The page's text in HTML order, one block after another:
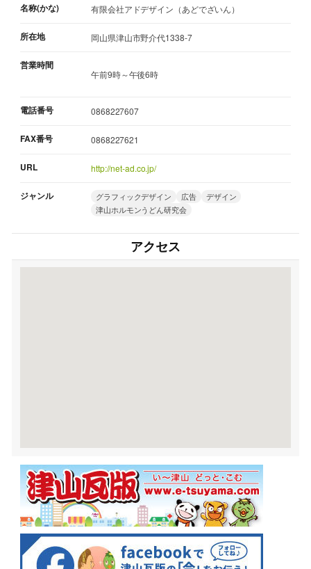
名称(かな) 有限会社アドデザイン（あどでざいん）
所在地 岡山県津山市野介代1338-7
営業時間
午前9時～午後6時
電話番号 0868227607
FAX番号 0868227621
URL http://net-ad.co.jp/
ジャンル グラフィックデザイン 広告
デザイン
津山ホルモンうどん研究会
アクセス